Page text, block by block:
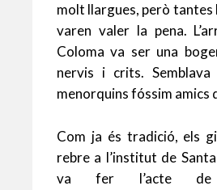
molt llargues, però tantes
varen valer la pena.
Coloma va ser una
nervis i crits.
menorquins fóssim amics
Com ja és tradició, els
rebre a l’institut de
va fer l’acte de